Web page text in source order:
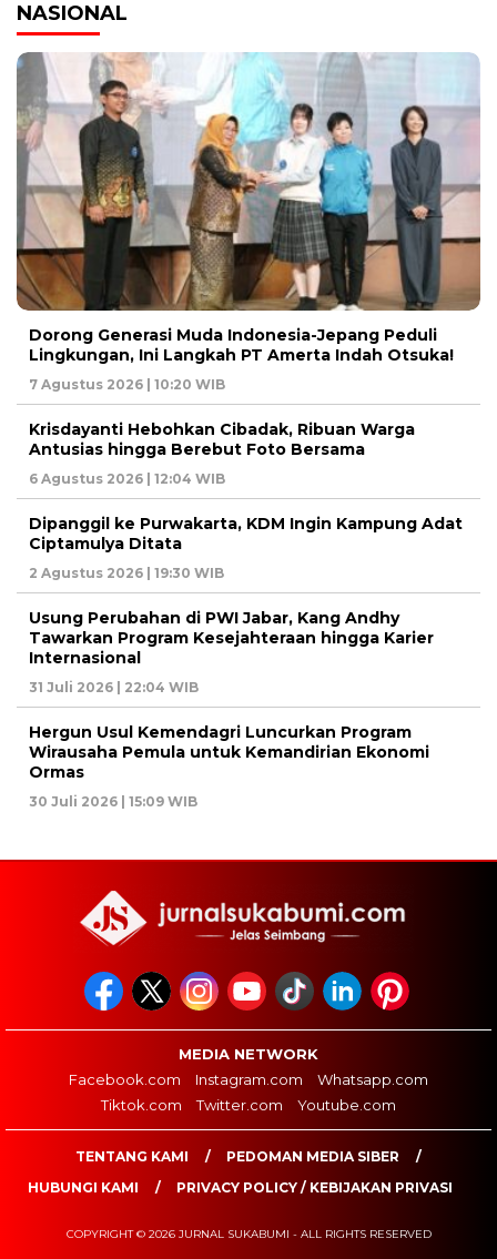
NASIONAL
Dorong Generasi Muda Indonesia-Jepang Peduli
Lingkungan, Ini Langkah PT Amerta Indah Otsuka!
7 Agustus 2026 | 10:20 WIB
Krisdayanti Hebohkan Cibadak, Ribuan Warga
Antusias hingga Berebut Foto Bersama
6 Agustus 2026 | 12:04 WIB
Dipanggil ke Purwakarta, KDM Ingin Kampung Adat
Ciptamulya Ditata
2 Agustus 2026 | 19:30 WIB
Usung Perubahan di PWI Jabar, Kang Andhy
Tawarkan Program Kesejahteraan hingga Karier
Internasional
31 Juli 2026 | 22:04 WIB
Hergun Usul Kemendagri Luncurkan Program
Wirausaha Pemula untuk Kemandirian Ekonomi
Ormas
30 Juli 2026 | 15:09 WIB
MEDIA NETWORK
Facebook.com
Instagram.com
Whatsapp.com
Tiktok.com
Twitter.com Youtube.com
TENTANG KAMI
PEDOMAN MEDIA SIBER
HUBUNGI KAMI
PRIVACY POLICY / KEBIJAKAN PRIVASI
COPYRIGHT © 2026 JURNAL SUKABUMI - ALL RIGHTS RESERVED